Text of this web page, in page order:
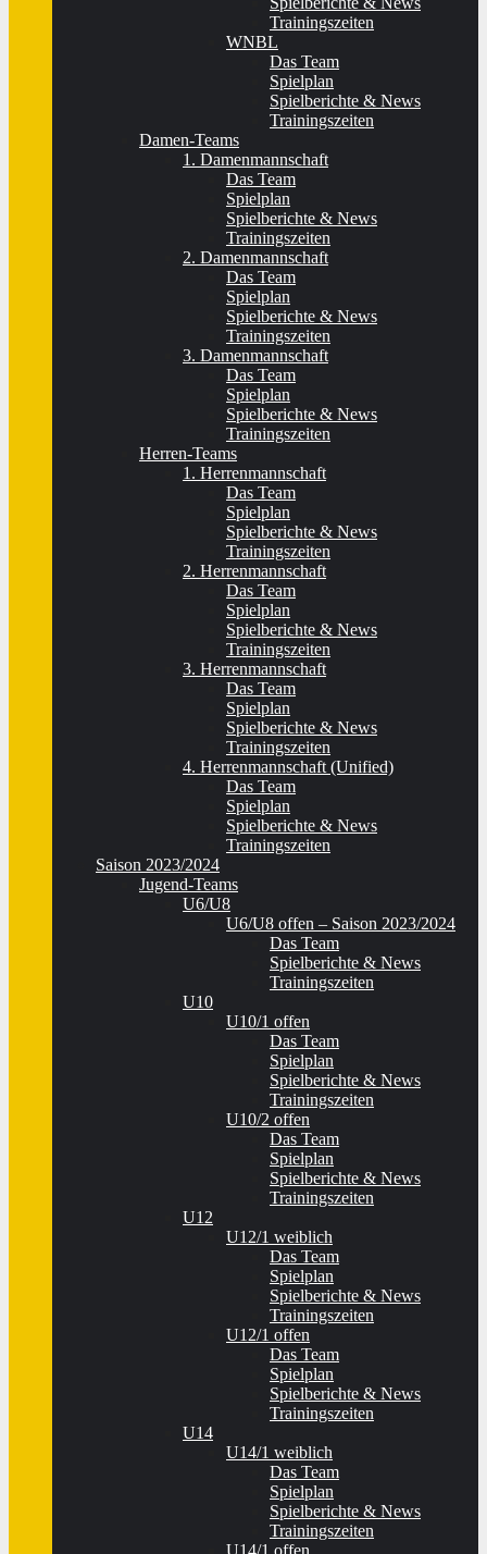
Trainingszeiten
WNBL
Das Team
Spielplan
Spielberichte & News
Trainingszeiten
Damen-Teams
1. Damenmannschaft
Das Team
Spielplan
Spielberichte & News
Trainingszeiten
2. Damenmannschaft
Das Team
Spielplan
Spielberichte & News
Trainingszeiten
3. Damenmannschaft
Das Team
Spielplan
Spielberichte & News
Trainingszeiten
Herren-Teams
1. Herrenmannschaft
Das Team
Spielplan
Spielberichte & News
Trainingszeiten
2. Herrenmannschaft
Das Team
Spielplan
Spielberichte & News
Trainingszeiten
3. Herrenmannschaft
Das Team
Spielplan
Spielberichte & News
Trainingszeiten
4. Herrenmannschaft (Unified)
Das Team
Spielplan
Spielberichte & News
Trainingszeiten
Saison 2023/2024
Jugend-Teams
U6/U8
U6/U8 offen – Saison 2023/2024
Das Team
Spielberichte & News
Trainingszeiten
U10
U10/1 offen
Das Team
Spielplan
Spielberichte & News
Trainingszeiten
U10/2 offen
Das Team
Spielplan
Spielberichte & News
Trainingszeiten
U12
U12/1 weiblich
Das Team
Spielplan
Spielberichte & News
Trainingszeiten
U12/1 offen
Das Team
Spielplan
Spielberichte & News
Trainingszeiten
U14
U14/1 weiblich
Das Team
Spielplan
Spielberichte & News
Trainingszeiten
U14/1 offen